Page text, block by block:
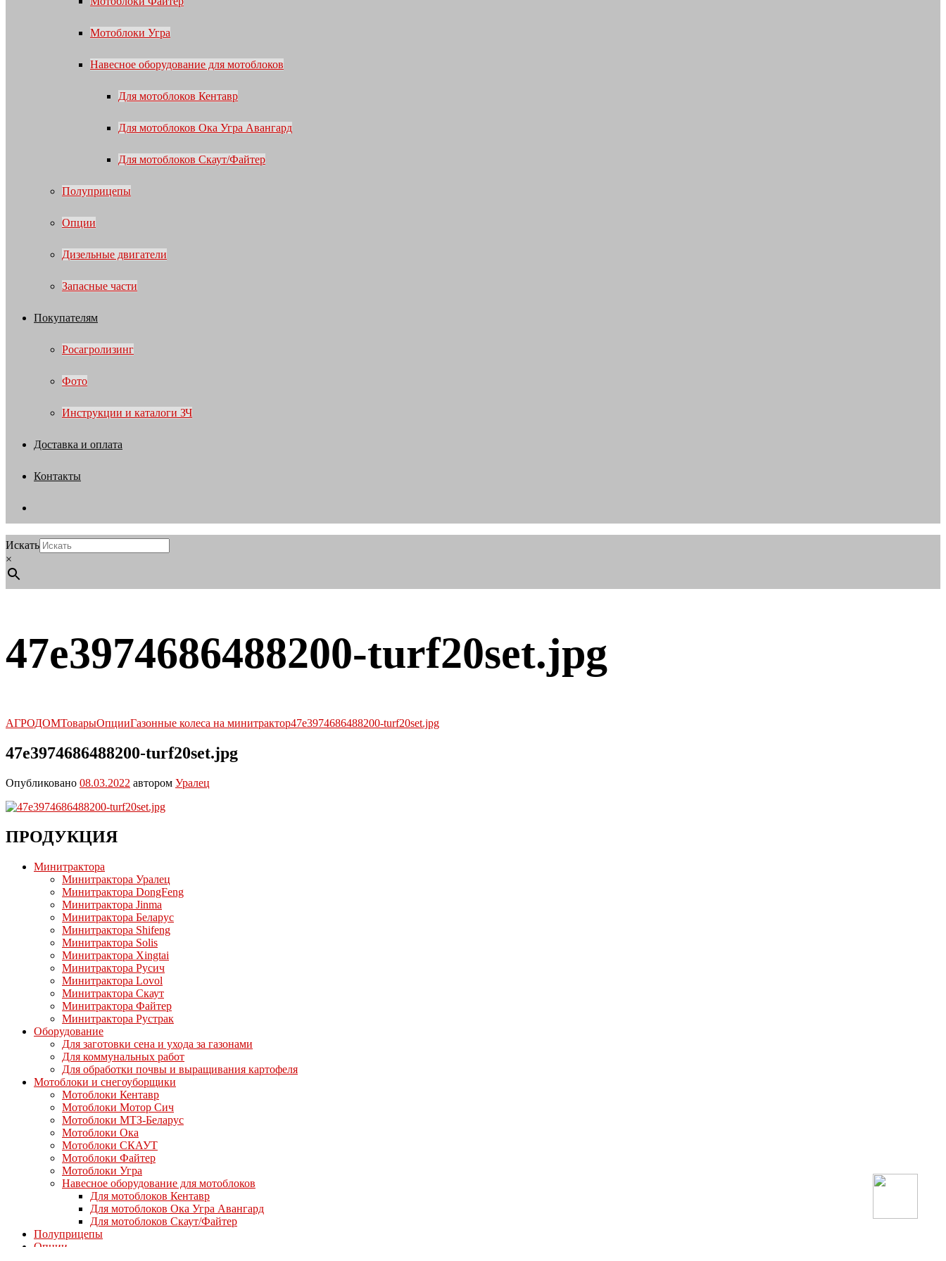
Мотоблоки Угра
Навесное оборудование для мотоблоков
Для мотоблоков Кентавр
Для мотоблоков Ока Угра Авангард
Для мотоблоков Скаут/Файтер
Полуприцепы
Опции
Дизельные двигатели
Запасные части
Покупателям
Росагролизинг
Фото
Инструкции и каталоги ЗЧ
Доставка и оплата
Контакты
Искать
×
47e3974686488200-turf20set.jpg
АГРОДОМТоварыОпцииГазонные колеса на минитрактор47e3974686488200-turf20set.jpg
47e3974686488200-turf20set.jpg
Опубликовано 08.03.2022 автором Уралец
ПРОДУКЦИЯ
Минитрактора
Минитрактора Уралец
Минитрактора DongFeng
Минитрактора Jinma
Минитрактора Беларус
Минитрактора Shifeng
Минитрактора Solis
Минитрактора Xingtai
Минитрактора Русич
Минитрактора Lovol
Минитрактора Скаут
Минитрактора Файтер
Минитрактора Рустрак
Оборудование
Для заготовки сена и ухода за газонами
Для коммунальных работ
Для обработки почвы и выращивания картофеля
Мотоблоки и снегоуборщики
Мотоблоки Кентавр
Мотоблоки Мотор Сич
Мотоблоки МТЗ-Беларус
Мотоблоки Ока
Мотоблоки СКАУТ
Мотоблоки Файтер
Мотоблоки Угра
Навесное оборудование для мотоблоков
Для мотоблоков Кентавр
Для мотоблоков Ока Угра Авангард
Для мотоблоков Скаут/Файтер
Полуприцепы
Опции